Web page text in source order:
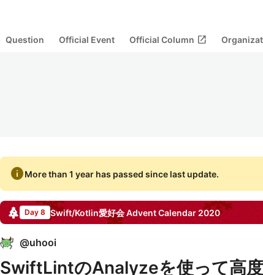
Question Official Event Official Column open_in_new
infoMore than 1 year has passed since last update.
Day 8 Swift/Kotlin愛好会Advent Calendar 2020
@uhooi
SwiftLintのAnalyzeを使って高